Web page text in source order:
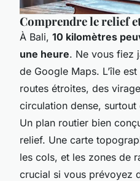
Comprendre le relief
À Bali, 10 kilomètres
une heure. Ne vous fiez
de Google Maps. L’île
routes étroites, des
circulation dense,
Un plan routier bien
relief. Une carte
les cols, et les zones de
crucial si vous prévoyez